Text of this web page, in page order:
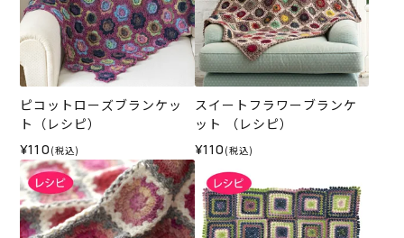
ピコットローズブランケッ
ト（レシピ）
¥110 (税込)
スイートフラワーブランケ
ット （レシピ）
¥110 (税込)